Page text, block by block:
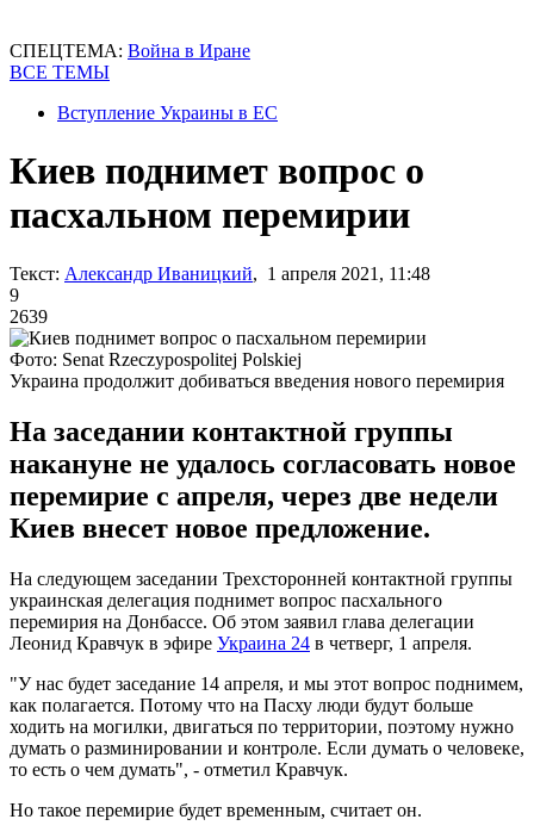
СПЕЦТЕМА: Война в Иране
ВСЕ ТЕМЫ
Вступление Украины в ЕС
Киев поднимет вопрос о
пасхальном перемирии
Текст: Александр Иваницкий, 1 апреля 2021, 11:48
9
2639
Фото: Senat Rzeczypospolitej Polskiej
Украина продолжит добиваться введения нового перемирия
На заседании контактной группы
накануне не удалось согласовать новое
перемирие с апреля, через две недели
Киев внесет новое предложение.
На следующем заседании Трехсторонней контактной группы
украинская делегация поднимет вопрос пасхального
перемирия на Донбассе. Об этом заявил глава делегации
Леонид Кравчук в эфире Украина 24 в четверг, 1 апреля.
"У нас будет заседание 14 апреля, и мы этот вопрос поднимем,
как полагается. Потому что на Пасху люди будут больше
ходить на могилки, двигаться по территории, поэтому нужно
думать о разминировании и контроле. Если думать о человеке,
то есть о чем думать", - отметил Кравчук.
Но такое перемирие будет временным, считает он.